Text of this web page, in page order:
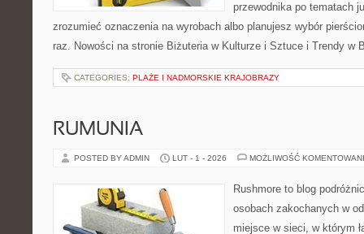
przewodnika po tematach
zrozumieć oznaczenia na wyrobach albo planujesz wybór
raz. Nowości na stronie Biżuteria w Kulturze i Sztuce i Trendy w
CATEGORIES: PLAŻE I NADMORSKIE KRAJOBRAZY
RUMUNIA
POSTED BY ADMIN LUT - 1 - 2026 MOŻLIWOŚĆ
Rushmore to blog
osobach zakochanych w
miejsce w sieci, w którym